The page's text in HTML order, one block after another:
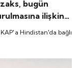
bugün
ilişkin
Hindistan'da bağlı